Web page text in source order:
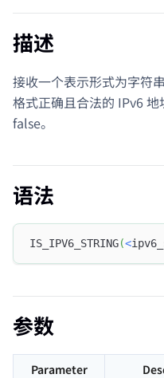
描述
接收一个表示形式为字符
格式正确且合法的 IPv6
false。
语法
IS_IPV6_STRING(<
参数
Parameter